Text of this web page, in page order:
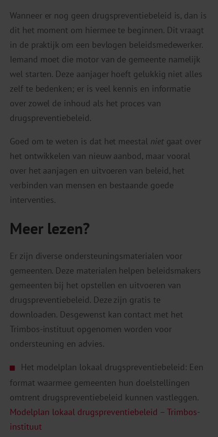
Wanneer er nog geen drugspreventiebeleid is, dan is
dit het moment om hiermee te beginnen. Dit vraagt
in de praktijk om een bevlogen beleidsmedewerker.
Iemand moet die motor van de gemeente namelijk
wel starten. Deze aanjager hoeft gelukkig niet alles
zelf te bedenken; er is veel kennis en informatie
over zowel de inhoud als het proces van
drugspreventiebeleid.
Goed om te weten is dat het meestal niet gaat over
het ontwikkelen van nieuw aanbod, maar vooral
over het aanjagen en uitvoeren van beleid, het
verbinden van mensen en bestaande goede
interventies.
Meer lezen?
Er zijn diverse ondersteuningsmaterialen voor
gemeenten. Deze materialen helpen beleidsmakers
gemeenten bij het opstellen en uitvoeren van
drugspreventiebeleid. Deze zijn gratis te
downloaden. Desgewenst kan contact met het
Trimbos-instituut opgenomen worden voor
ondersteuning en advies.
Het modelplan lokaal drugspreventiebeleid: Een
format waarmee gemeenten hun doelstellingen
omtrent drugspreventiebeleid kunnen vastleggen.
Modelplan lokaal drugspreventiebeleid – Trimbos-
instituut